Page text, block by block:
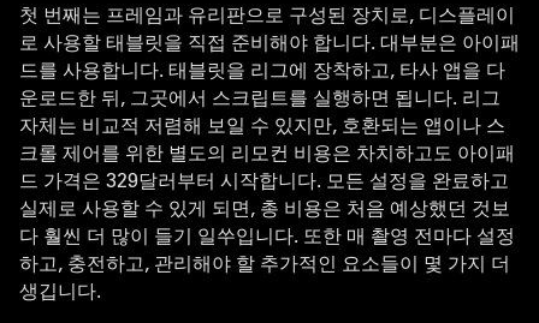
첫 번째는 프레임과 유리판으로 구성된 장치로, 디스플레이
로 사용할 태블릿을 직접 준비해야 합니다. 대부분은 아이패
드를 사용합니다. 태블릿을 리그에 장착하고, 타사 앱을 다
운로드한 뒤, 그곳에서 스크립트를 실행하면 됩니다. 리그
자체는 비교적 저렴해 보일 수 있지만, 호환되는 앱이나 스
크롤 제어를 위한 별도의 리모컨 비용은 차치하고도 아이패
드 가격은 329달러부터 시작합니다. 모든 설정을 완료하고
실제로 사용할 수 있게 되면, 총 비용은 처음 예상했던 것보
다 훨씬 더 많이 들기 일쑤입니다. 또한 매 촬영 전마다 설정
하고, 충전하고, 관리해야 할 추가적인 요소들이 몇 가지 더
생깁니다.